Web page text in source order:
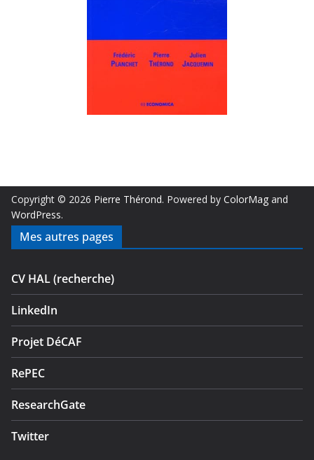
Copyright © 2026 Pierre Thérond. Powered by ColorMag and
WordPress.
Mes autres pages
CV HAL (recherche)
LinkedIn
Projet DéCAF
RePEC
ResearchGate
Twitter